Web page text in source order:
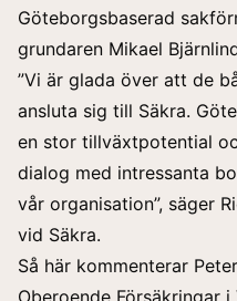
Göteborgsbaserad
grundaren Mikael
”Vi är glada över att de
ansluta sig till Säkra.
en stor tillväxtpotential
dialog med intressanta
vår organisation”, säger
vid Säkra.
Så här kommenterar